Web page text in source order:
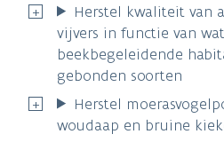
Herstel kwaliteit van
vijvers in functie van
beekbegeleidende
gebonden soorten
Herstel
woudaap en bruine